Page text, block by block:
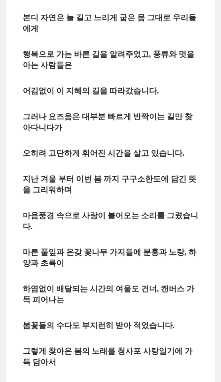
본디 자연은 늘 길고 느리게 굽은 몸 그대로 우리들
에게
행복으로 가는 바른 길을 알려주었고, 풍류와 멋을
아는 사람들은
어김없이 이 지혜의 길을 따라갔습니다.
그러나 요즈음은 대부분 빠르게 반짝이는 길만 찾
아다니다가
오히려 고단하게 휘어진 시간을 살고 있습니다.
지난 겨울 부터 이번 봄 까지 구구소한도에 담긴 뜻
을 그리워하며
마음풍경 속으로 사랑이 불어오는 소리를 그렸습니
다.
마른 풀잎과 온갖 꽃나무 가지들에 분홍과 노랑, 하
양과 초록이
하염없이 배달되는 시간의 여울도 건너, 캔버스 가
득 피어나는
봄꽃들의 수다도 부지런히 받아 적었습니다.
그렇게 찾아온 봄의 노래를 청사포 사랑일기에 가
득 담아서